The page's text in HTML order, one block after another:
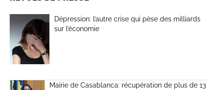
Dépression: l’autre crise qui pèse des milliards
sur l’économie
Mairie de Casablanca: récupération de plus de 13